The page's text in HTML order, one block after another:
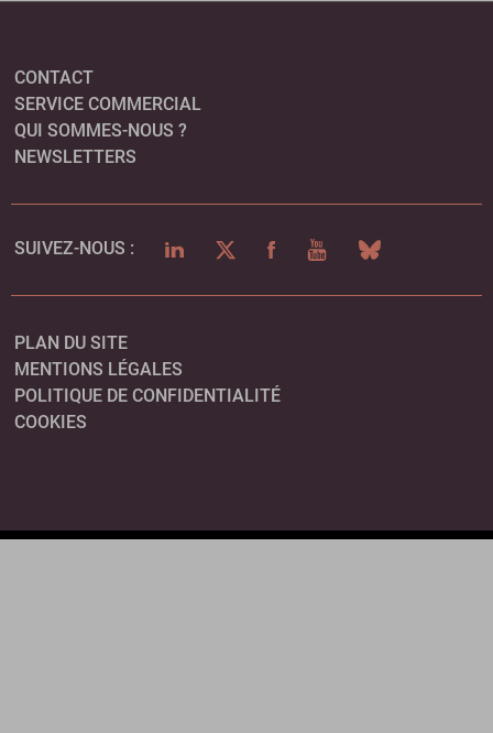
CONTACT
SERVICE COMMERCIAL
QUI SOMMES-NOUS ?
NEWSLETTERS
SUIVEZ-NOUS : LINKEDINTWITTERFACEBOOKYOUTUBEBLUESKY
PLAN DU SITE
MENTIONS LÉGALES
POLITIQUE DE CONFIDENTIALITÉ
COOKIES